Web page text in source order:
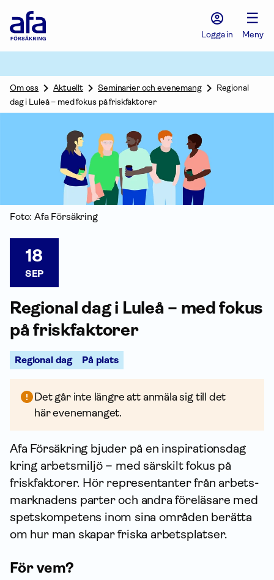
Försäkring
Logga in
☰
Meny
Om oss Aktuellt Seminarier och evenemang
Regional
dag i Luleå – med fokus på friskfaktorer
Foto: Afa För­säkring
18
SEP
Regional dag i Luleå – med fokus
på friskfaktorer
Regional dag På plats
Det går inte längre att anmäla sig till det
här evenemanget.
Afa För­säkring bjuder på en inspirationsdag
kring arbetsmiljö – med särskilt fokus på
friskfaktorer. Hör representanter från arbets­
marknadens parter och andra föreläsare med
spetskompetens inom sina områden berätta
om hur man skapar friska arbetsplatser.
För vem?